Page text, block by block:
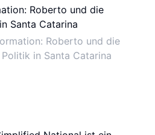
Roberto und die
in Santa Catarina